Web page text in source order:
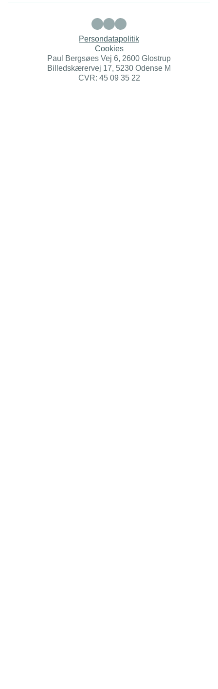
Persondatapolitik
Cookies
Paul Bergsøes Vej 6, 2600 Glostrup
Billedskærervej 17, 5230 Odense M
CVR: 45 09 35 22